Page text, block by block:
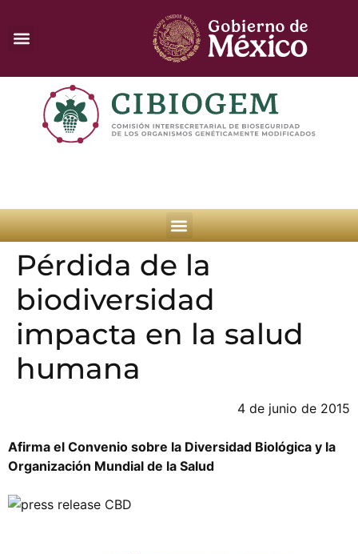
Pérdida de la
biodiversidad
impacta en la salud
humana
4 de junio de 2015
Afirma el Convenio sobre la Diversidad Biológica y la
Organización Mundial de la Salud